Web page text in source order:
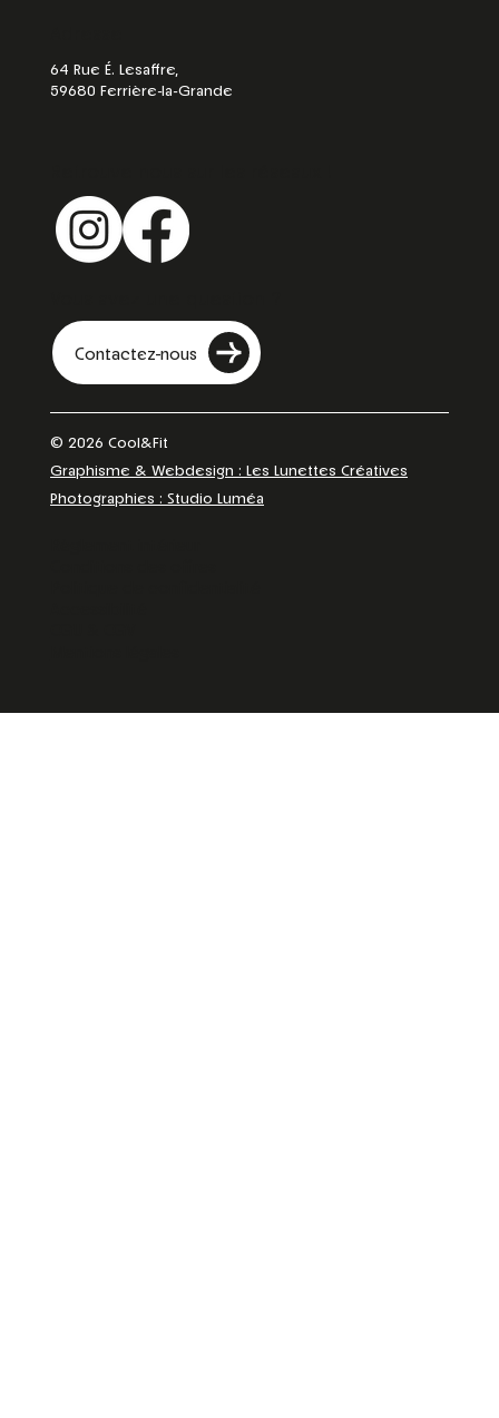
64 Rue É. Lesaffre,
59680 Ferrière-la-Grande
Contactez-nous
© 2026 Cool&Fit
Graphisme & Webdesign : Les Lunettes Créatives
Photographies : Studio Luméa